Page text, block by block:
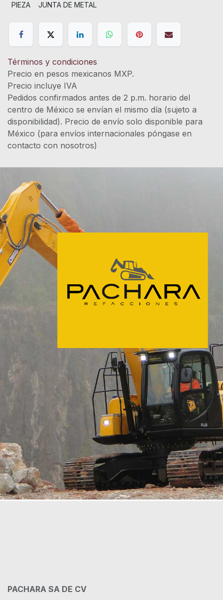
PIEZA JUNTA DE METAL
Términos y condiciones
Precio en pesos mexicanos MXP.
Precio incluye IVA
Pedidos confirmados antes de 2 p.m. horario del
centro de México se envían el mismo día (sujeto a
disponibilidad). Precio de envío solo disponible para
México (para envíos internacionales póngase en
contacto con nosotros)
PACHARA SA DE CV